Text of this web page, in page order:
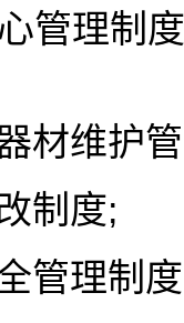
管理制
材维护
制度;
管理制